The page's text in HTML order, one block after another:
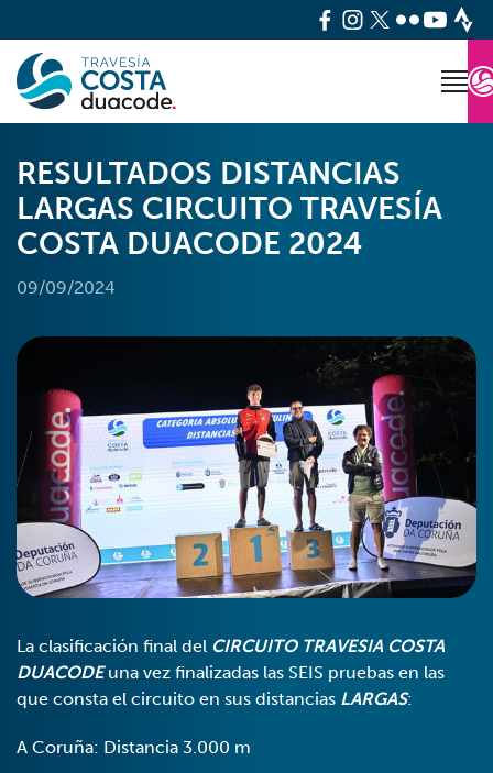
RESULTADOS DISTANCIAS
LARGAS CIRCUITO TRAVESÍA
COSTA DUACODE 2024
09/09/2024
La clasificación final del CIRCUITO TRAVESIA COSTA
DUACODEuna vez finalizadas las SEIS pruebas en las
que consta el circuito en sus distancias LARGAS:
A Coruña: Distancia 3.000 m